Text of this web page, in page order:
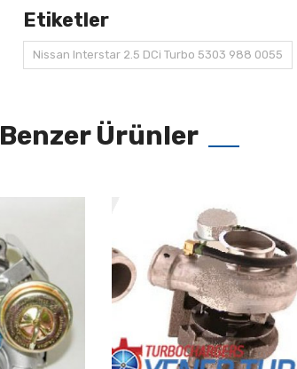
Etiketler
Nissan Interstar 2.5 DCi Turbo 5303 988 0055
Benzer Ürünler